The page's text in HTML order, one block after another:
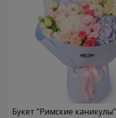
Букет "Римские каникулы"